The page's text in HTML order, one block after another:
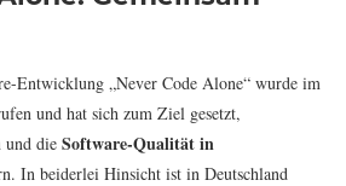
Entwicklung „Never Code Alone“ wurde im
und hat sich zum Ziel gesetzt,
und die Software-Qualität in
In beiderlei Hinsicht ist in Deutschland